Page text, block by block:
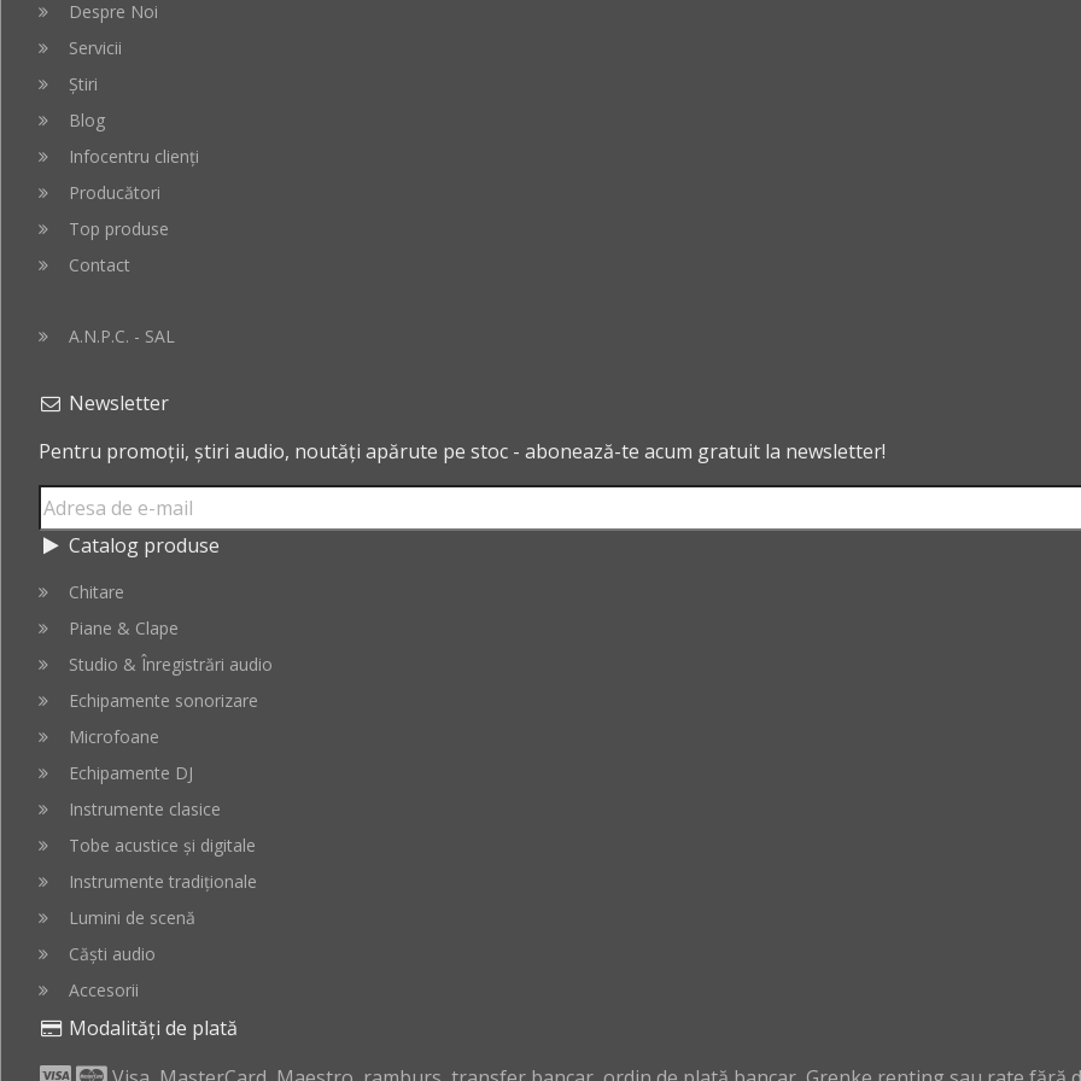
Despre Noi
Servicii
Știri
Blog
Infocentru clienți
Producători
Top produse
Contact
A.N.P.C. - SAL
Newsletter
Pentru promoții, știri audio, noutăți apărute pe stoc - abonează-te acum gratuit la newsletter!
Catalog produse
Chitare
Piane & Clape
Studio & Înregistrări audio
Echipamente sonorizare
Microfoane
Echipamente DJ
Instrumente clasice
Tobe acustice și digitale
Instrumente tradiționale
Lumini de scenă
Căști audio
Accesorii
Modalități de plată